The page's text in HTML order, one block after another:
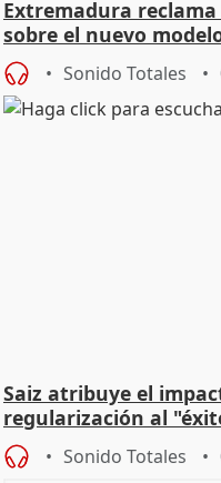
Extremadura
sobre el nuevo
Sonido Totales
Saiz atribuye el
regularización al
Sonido Totales